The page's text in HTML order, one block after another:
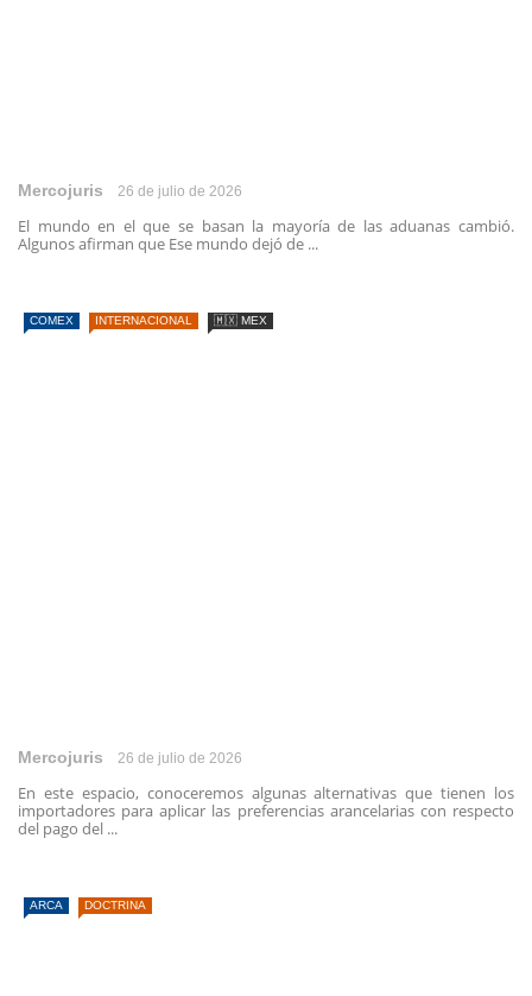
Mercojuris 26 de julio de 2026
El mundo en el que se basan la mayoría de las aduanas cambió.
Algunos afirman que Ese mundo dejó de ...
COMEX INTERNACIONAL 🇲🇽 MEX
Mercojuris 26 de julio de 2026
En este espacio, conoceremos algunas alternativas que tienen los
importadores para aplicar las preferencias arancelarias con respecto
del pago del ...
ARCA DOCTRINA